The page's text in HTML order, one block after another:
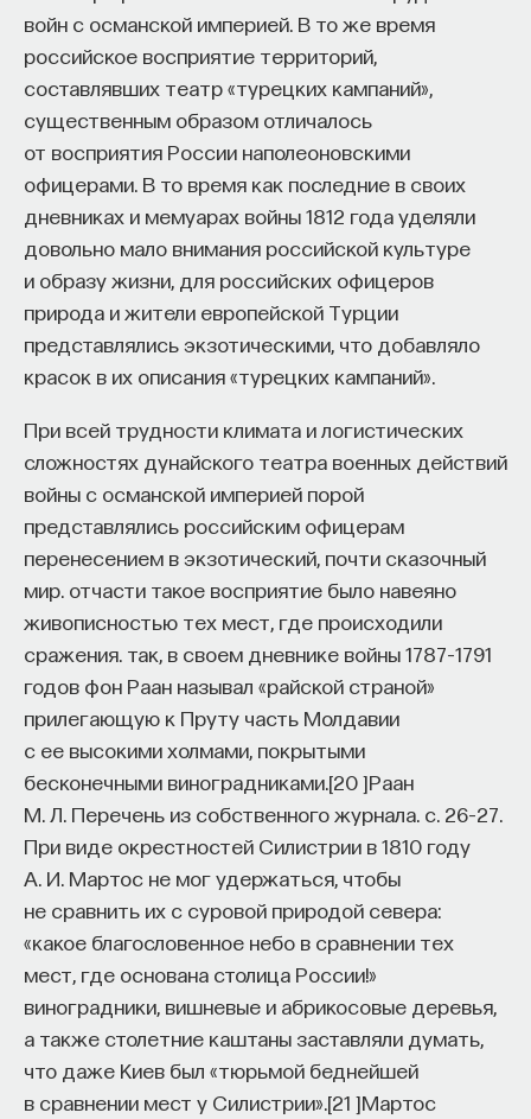
войн с османской империей. В то же время
российское восприятие территорий,
составлявших театр «турецких кампаний»,
существенным образом отличалось
от восприятия России наполеоновскими
офицерами. В то время как последние в своих
дневниках и мемуарах войны 1812 года уделяли
довольно мало внимания российской культуре
и образу жизни, для российских офицеров
природа и жители европейской Турции
представлялись экзотическими, что добавляло
красок в их описания «турецких кампаний».
При всей трудности климата и логистических
сложностях дунайского театра военных действий
войны с османской империей порой
представлялись российским офицерам
перенесением в экзотический, почти сказочный
мир. отчасти такое восприятие было навеяно
живописностью тех мест, где происходили
сражения. так, в своем дневнике войны 1787–1791
годов фон Раан называл «райской страной»
прилегающую к Пруту часть Молдавии
с ее высокими холмами, покрытыми
бесконечными виноградниками.[20]Раан
М. Л. Перечень из собственного журнала. с. 26–27.
При виде окрестностей Силистрии в 1810 году
А. И. Мартос не мог удержаться, чтобы
не сравнить их с суровой природой севера:
«какое благословенное небо в сравнении тех
мест, где основана столица России!»
виноградники, вишневые и абрикосовые деревья,
а также столетние каштаны заставляли думать,
что даже Киев был «тюрьмой беднейшей
в сравнении мест у Силистрии». [21 ]Мартос